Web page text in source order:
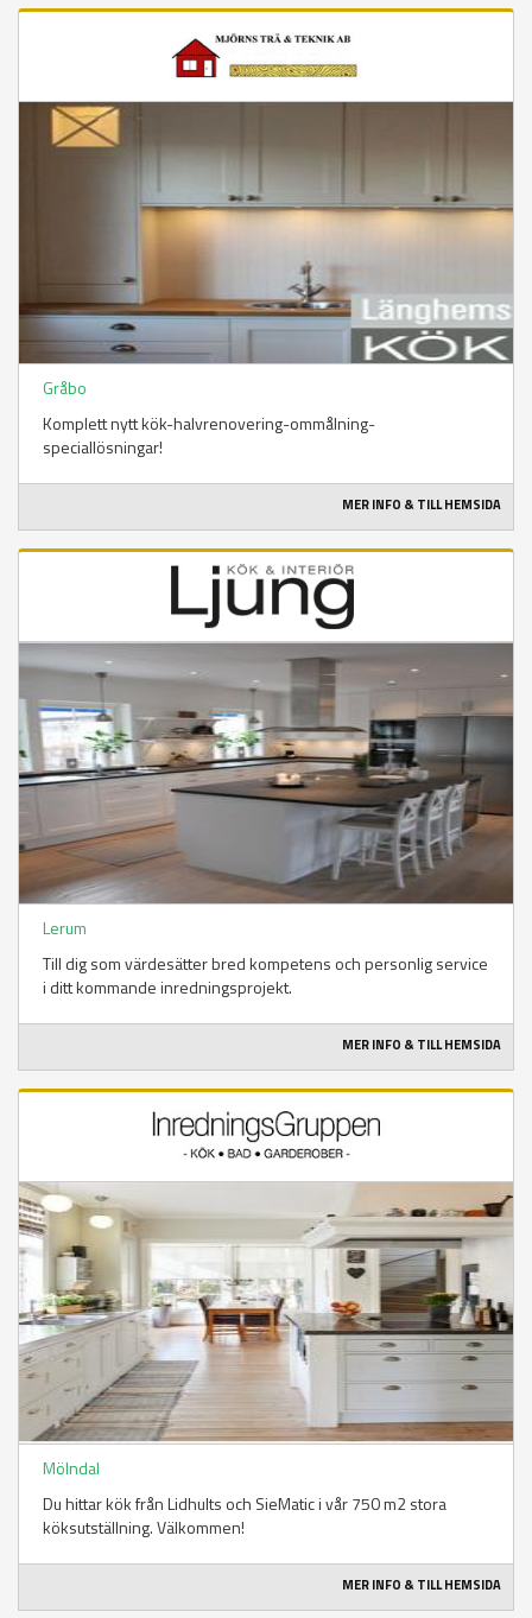
Gråbo
Komplett nytt kök-halvrenovering-ommålning-
speciallösningar!
MER INFO & TILL HEMSIDA
Lerum
Till dig som värdesätter bred kompetens och personlig service
i ditt kommande inredningsprojekt.
MER INFO & TILL HEMSIDA
Mölndal
Du hittar kök från Lidhults och SieMatic i vår 750 m2 stora
köksutställning. Välkommen!
MER INFO & TILL HEMSIDA